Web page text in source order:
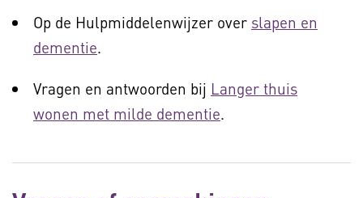
Op de Hulpmiddelenwijzer over slapen en
dementie.
Vragen en antwoorden bij Langer thuis
wonen met milde dementie.